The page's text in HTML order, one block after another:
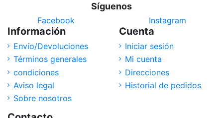
Síguenos
Facebook Instagram
Información
Envío/Devoluciones
Términos generales
condiciones
Aviso legal
Sobre nosotros
Cuenta
Iniciar sesión
Mi cuenta
Direcciones
Historial de pedidos